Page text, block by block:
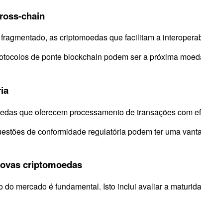
chain
as criptomoedas que facilitam a
de ponte blockchain podem ser a próxima
que oferecem processamento de transações com
de conformidade regulatória podem ter uma
criptomoedas
mercado é fundamental. Isto inclui avaliar a